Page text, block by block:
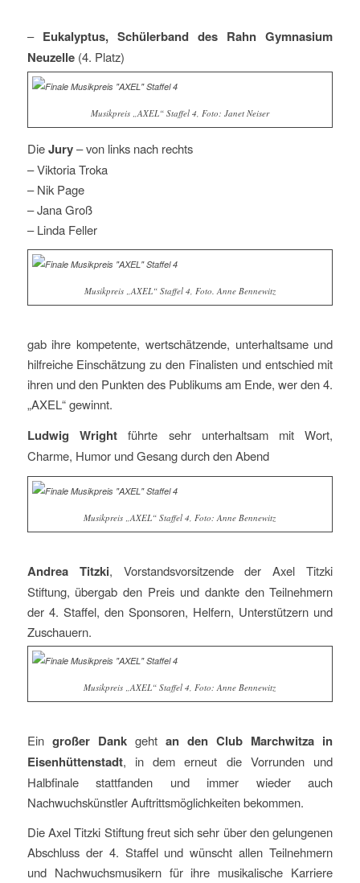
– Eukalyptus, Schülerband des Rahn Gymnasium
Neuzelle(4. Platz)
Musikpreis „AXEL“ Staffel 4, Foto: Janet Neiser
DieJury– von links nach rechts
– Viktoria Troka
– Nik Page
– Jana Groß
– Linda Feller
Musikpreis „AXEL“ Staffel 4, Foto. Anne Bennewitz
gab ihre kompetente, wertschätzende, unterhaltsame und
hilfreiche Einschätzung zu den Finalisten und entschied mit
ihren und den Punkten des Publikums am Ende, wer den 4.
„AXEL“ gewinnt.
Ludwig Wrightführte sehr unterhaltsam mit Wort,
Charme, Humor und Gesang durch den Abend
Musikpreis „AXEL“ Staffel 4, Foto: Anne Bennewitz
Andrea Titzki, Vorstandsvorsitzende der Axel Titzki
Stiftung, übergab den Preis und dankte den Teilnehmern
der 4. Staffel, den Sponsoren, Helfern, Unterstützern und
Zuschauern.
Musikpreis „AXEL“ Staffel 4, Foto: Anne Bennewitz
Ein großer Dankgehtan den Club Marchwitza in
Eisenhüttenstadt, in dem erneut die Vorrunden und
Halbfinale stattfanden und immer wieder auch
Nachwuchskünstler Auftrittsmöglichkeiten bekommen.
Die Axel Titzki Stiftung freut sich sehr über den gelungenen
Abschluss der 4. Staffel und wünscht allen Teilnehmern
und Nachwuchsmusikern für ihre musikalische Karriere